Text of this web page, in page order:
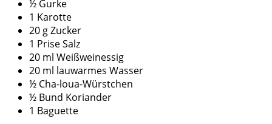
½ Gurke
1 Karotte
20 g Zucker
1 Prise Salz
20 ml Weißweinessig
20 ml lauwarmes Wasser
½ Cha-loua-Würstchen
½ Bund Koriander
1 Baguette